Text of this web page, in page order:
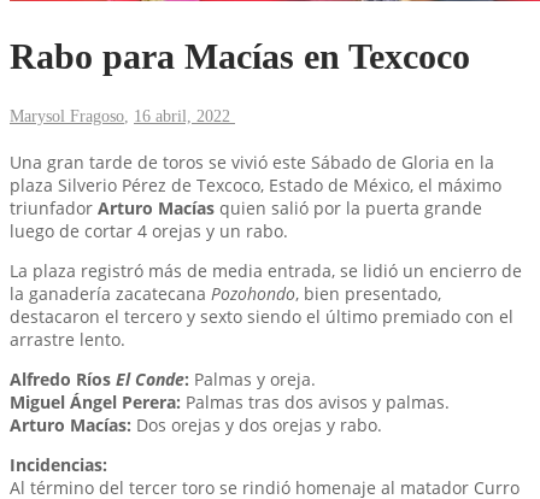
Rabo para Macías en Texcoco
Marysol Fragoso, 16 abril, 2022
Una gran tarde de toros se vivió este Sábado de Gloria en la
plaza Silverio Pérez de Texcoco, Estado de México, el máximo
triunfador Arturo Macías quien salió por la puerta grande
luego de cortar 4 orejas y un rabo.
La plaza registró más de media entrada, se lidió un encierro de
la ganadería zacatecana Pozohondo, bien presentado,
destacaron el tercero y sexto siendo el último premiado con el
arrastre lento.
Alfredo Ríos El Conde: Palmas y oreja.
Miguel Ángel Perera: Palmas tras dos avisos y palmas.
Arturo Macías: Dos orejas y dos orejas y rabo.
Incidencias:
Al término del tercer toro se rindió homenaje al matador Curro